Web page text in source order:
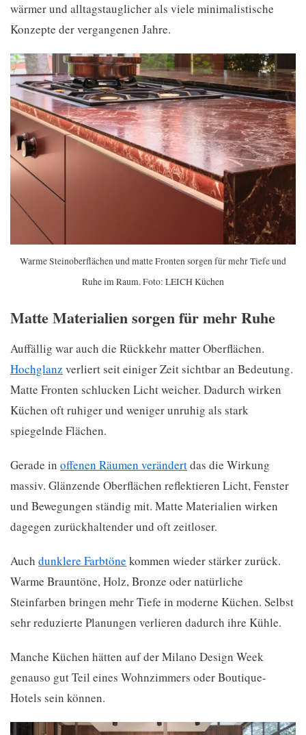
wärmer und alltagstauglicher als viele minimalistische
Konzepte der vergangenen Jahre.
Warme Steinoberflächen und matte Fronten sorgen für mehr Tiefe und
Ruhe im Raum. Foto: LEICH Küchen
Matte Materialien sorgen für mehr Ruhe
Auffällig war auch die Rückkehr matter Oberflächen.
Hochglanz verliert seit einiger Zeit sichtbar an Bedeutung.
Matte Fronten schlucken Licht weicher. Dadurch wirken
Küchen oft ruhiger und weniger unruhig als stark
spiegelnde Flächen.
Gerade in offenen Räumen verändertdas die Wirkung
massiv. Glänzende Oberflächen reflektieren Licht, Fenster
und Bewegungen ständig mit. Matte Materialien wirken
dagegen zurückhaltender und oft zeitloser.
Auch dunklere Farbtöne kommen wieder stärker zurück.
Warme Brauntöne, Holz, Bronze oder natürliche
Steinfarben bringen mehr Tiefe in moderne Küchen. Selbst
sehr reduzierte Planungen verlieren dadurch ihre Kühle.
Manche Küchen hätten auf der Milano Design Week
genauso gut Teil eines Wohnzimmers oder Boutique-
Hotels sein können.